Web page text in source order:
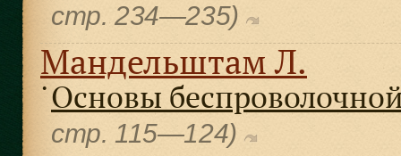
cтр. 234—235)
Мандельштам Л.
● Основы
cтр. 115—124)